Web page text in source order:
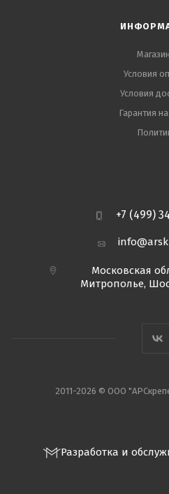
Условия
Условия
Гарантия
+7 (499)
Московская
Митрополье,
2011-2026 © ООО
Разработка и